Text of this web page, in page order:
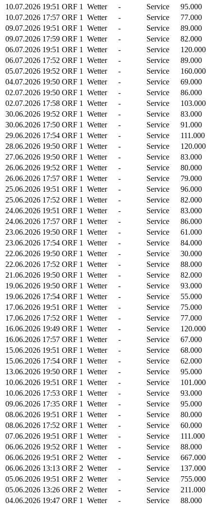
10.07.2026 19:51 ORF 1 Wetter - Service
95.000
10.07.2026 17:57 ORF 1 Wetter - Service
77.000
09.07.2026 19:51 ORF 1 Wetter - Service
89.000
09.07.2026 17:59 ORF 1 Wetter - Service
82.000
06.07.2026 19:51 ORF 1 Wetter - Service
120.000
06.07.2026 17:52 ORF 1 Wetter - Service
89.000
05.07.2026 19:52 ORF 1 Wetter - Service
160.000
04.07.2026 19:50 ORF 1 Wetter - Service
69.000
02.07.2026 19:50 ORF 1 Wetter - Service
86.000
02.07.2026 17:58 ORF 1 Wetter - Service
103.000
30.06.2026 19:52 ORF 1 Wetter - Service
83.000
30.06.2026 17:50 ORF 1 Wetter - Service
91.000
29.06.2026 17:54 ORF 1 Wetter - Service
111.000
28.06.2026 19:50 ORF 1 Wetter - Service
120.000
27.06.2026 19:50 ORF 1 Wetter - Service
83.000
26.06.2026 19:52 ORF 1 Wetter - Service
80.000
26.06.2026 17:57 ORF 1 Wetter - Service
79.000
25.06.2026 19:51 ORF 1 Wetter - Service
96.000
25.06.2026 17:52 ORF 1 Wetter - Service
82.000
24.06.2026 19:51 ORF 1 Wetter - Service
83.000
24.06.2026 17:57 ORF 1 Wetter - Service
86.000
23.06.2026 19:50 ORF 1 Wetter - Service
61.000
23.06.2026 17:54 ORF 1 Wetter - Service
84.000
22.06.2026 19:50 ORF 1 Wetter - Service
30.000
22.06.2026 17:52 ORF 1 Wetter - Service
88.000
21.06.2026 19:50 ORF 1 Wetter - Service
82.000
19.06.2026 19:50 ORF 1 Wetter - Service
93.000
19.06.2026 17:54 ORF 1 Wetter - Service
55.000
17.06.2026 19:51 ORF 1 Wetter - Service
75.000
17.06.2026 17:52 ORF 1 Wetter - Service
77.000
16.06.2026 19:49 ORF 1 Wetter - Service
120.000
16.06.2026 17:57 ORF 1 Wetter - Service
67.000
15.06.2026 19:51 ORF 1 Wetter - Service
68.000
15.06.2026 17:54 ORF 1 Wetter - Service
62.000
13.06.2026 19:50 ORF 1 Wetter - Service
95.000
10.06.2026 19:51 ORF 1 Wetter - Service
101.000
10.06.2026 17:53 ORF 1 Wetter - Service
93.000
09.06.2026 17:35 ORF 1 Wetter - Service
95.000
08.06.2026 19:51 ORF 1 Wetter - Service
80.000
08.06.2026 17:52 ORF 1 Wetter - Service
60.000
07.06.2026 19:51 ORF 1 Wetter - Service
111.000
06.06.2026 19:52 ORF 1 Wetter - Service
88.000
06.06.2026 19:51 ORF 2 Wetter - Service
667.000
06.06.2026 13:13 ORF 2 Wetter - Service
137.000
05.06.2026 19:51 ORF 2 Wetter - Service
755.000
05.06.2026 13:26 ORF 2 Wetter - Service
211.000
04.06.2026 19:47 ORF 1 Wetter - Service
88.000